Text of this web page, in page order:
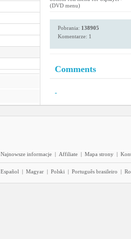
(DVD menu)
Pobrania: 138905
Komentarze: 1
Comments
-
Najnowsze informacje | Affiliate | Mapa strony |
Español | Magyar | Polski | Português brasileiro |